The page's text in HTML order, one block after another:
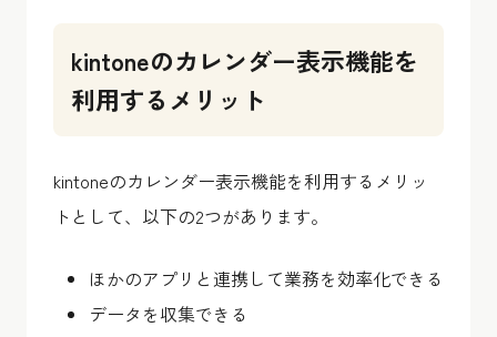
kintoneのカレンダー表示機能を
利用するメリット
kintoneのカレンダー表示機能を利用するメリッ
トとして、以下の2つがあります。
ほかのアプリと連携して業務を効率化できる
データを収集できる